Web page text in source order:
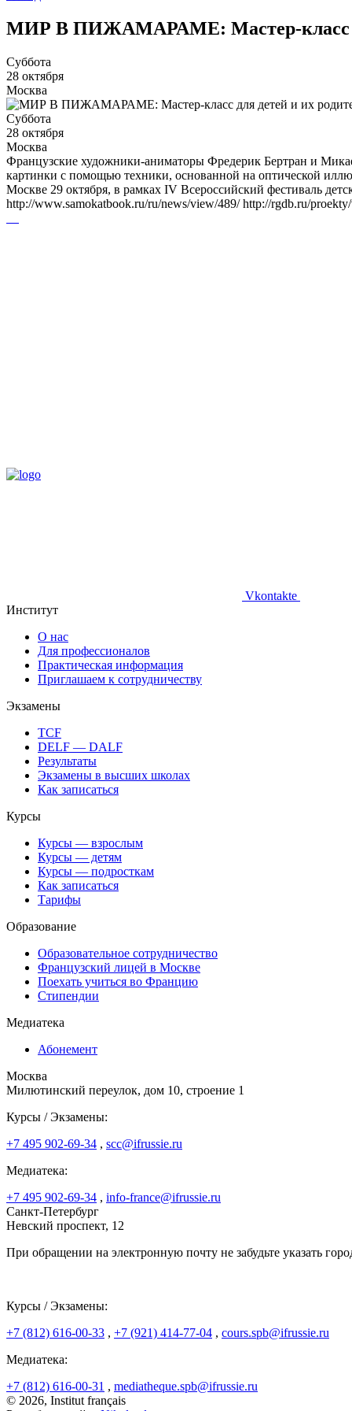
МИР В ПИЖАМАРАМЕ: Мастер-класс
Суббота
28 октября
Москва
Суббота
28 октября
Москва
Французские художники-аниматоры Фредерик Бертран и
картинки с помощью техники, основанной на оптической
Москве 29 октября, в рамках IV Всероссийский фестиваль
http://www.samokatbook.ru/ru/news/view/489/ http://rgdb.ru/
Vkontakte
Институт
О нас
Для профессионалов
Практическая информация
Приглашаем к сотрудничеству
Экзамены
TCF
DELF — DALF
Результаты
Экзамены в высших школах
Как записаться
Курсы
Курсы — взрослым
Курсы — детям
Курсы — подросткам
Как записаться
Тарифы
Образование
Образовательное сотрудничество
Французский лицей в Москве
Поехать учиться во Францию
Стипендии
Медиатека
Абонемент
Москва
Милютинский переулок, дом 10, строение 1
Курсы / Экзамены:
+7 495 902-69-34 , scc@ifrussie.ru
Медиатека:
+7 495 902-69-34 , info-france@ifrussie.ru
Санкт-Петербург
Невский проспект, 12
При обращении на электронную почту не забудьте указать
Курсы / Экзамены:
+7 (812) 616-00-33 , +7 (921) 414-77-04 , cours.spb@ifrussie.ru
Медиатека:
+7 (812) 616-00-31 , mediatheque.spb@ifrussie.ru
© 2026, Institut français